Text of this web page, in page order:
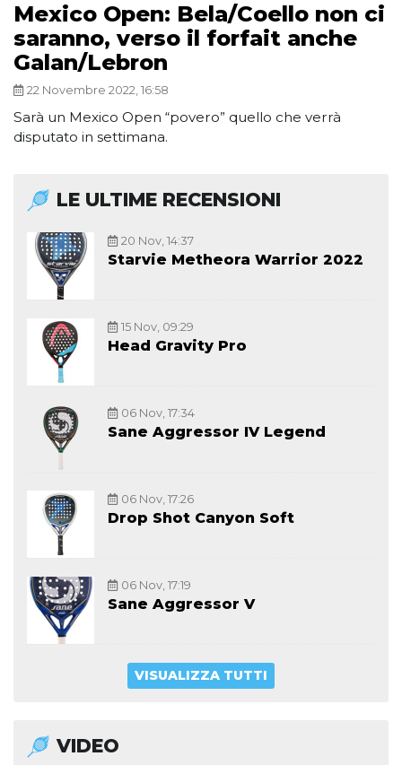
Mexico Open: Bela/Coello non ci
saranno, verso il forfait anche
Galan/Lebron
22 Novembre 2022, 16:58
Sarà un Mexico Open “povero” quello che verrà
disputato in settimana.
LE ULTIME RECENSIONI
20 Nov, 14:37
Starvie Metheora Warrior 2022
15 Nov, 09:29
Head Gravity Pro
06 Nov, 17:34
Sane Aggressor IV Legend
06 Nov, 17:26
Drop Shot Canyon Soft
06 Nov, 17:19
Sane Aggressor V
VISUALIZZA TUTTI
VIDEO